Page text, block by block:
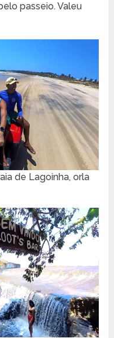
passeio. Valeu
de Lagoinha, orla